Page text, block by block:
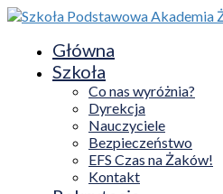
Główna
Szkoła
Co nas wyróżnia?
Dyrekcja
Nauczyciele
Bezpieczeństwo
EFS Czas na Żaków!
Kontakt